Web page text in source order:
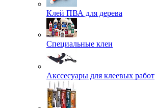
Клей ПВА для дерева
Специальные клеи
Акссесуары для клеевых работ